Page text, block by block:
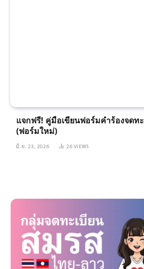
แจกฟรี! คู่มือเขียนฟอร์มคำร้องจดท
(ฟอร์มใหม่)
มิ.ย. 23, 2026 26VIEWS